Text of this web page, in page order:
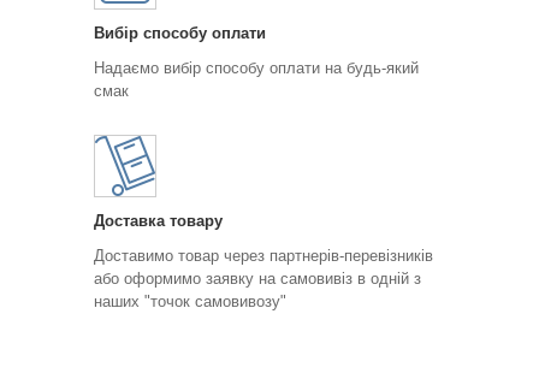
Вибір способу оплати
Надаємо вибір способу оплати на будь-який
смак
Доставка товару
Доставимо товар через партнерів-перевізників
або оформимо заявку на самовивіз в одній з
наших "точок самовивозу"